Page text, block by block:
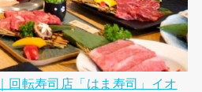
回転寿司店「はま寿司」イオ